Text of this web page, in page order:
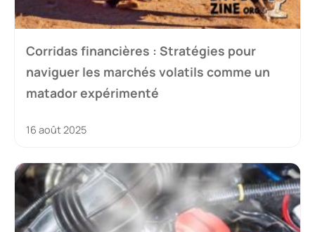
Corridas financières : Stratégies pour
naviguer les marchés volatils comme un
matador expérimenté
16 août 2025